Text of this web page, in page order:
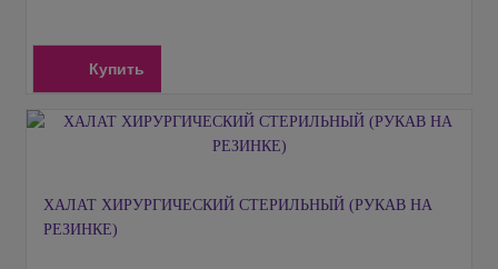
Купить
ХАЛАТ ХИРУРГИЧЕСКИЙ СТЕРИЛЬНЫЙ (РУКАВ НА
РЕЗИНКЕ)